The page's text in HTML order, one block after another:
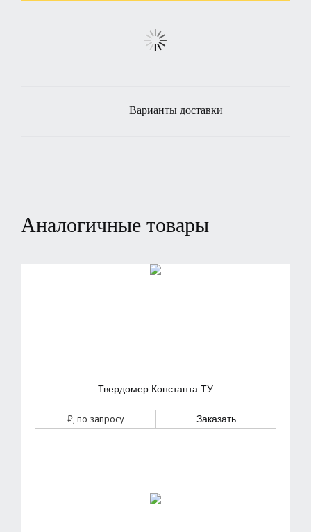
Варианты доставки
Аналогичные товары
Твердомер Константа ТУ
₽, по запросу Заказать